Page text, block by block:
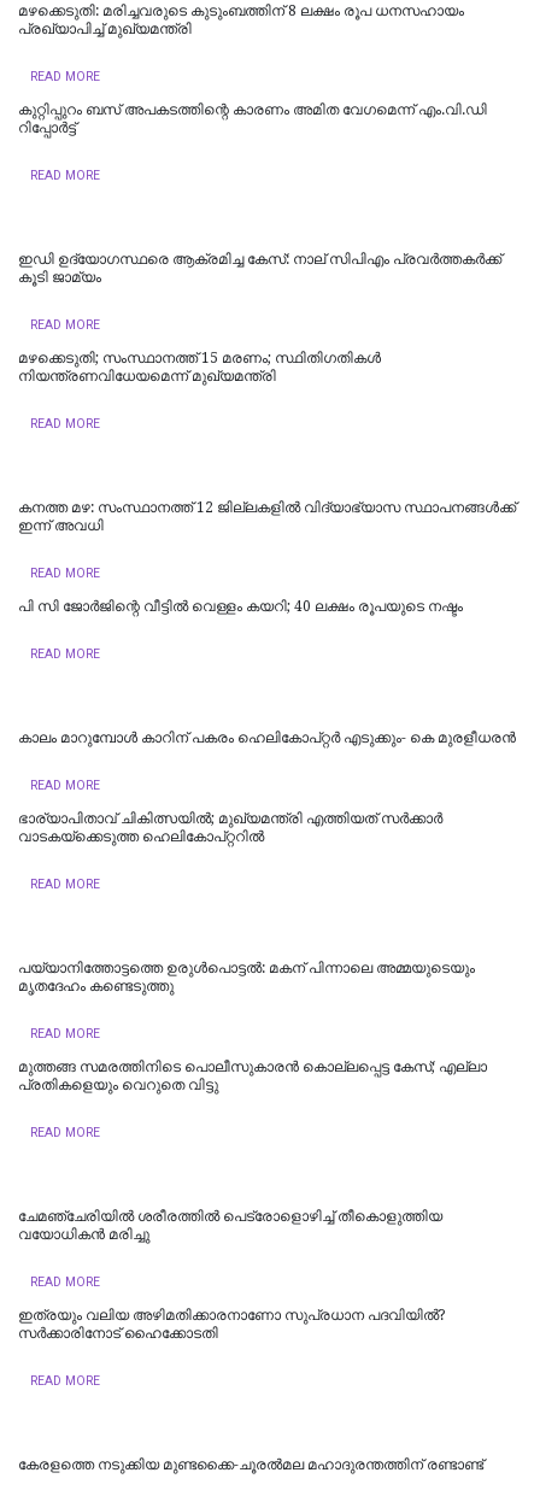
മഴക്കെടുതി: മരിച്ചവരുടെ കുടുംബത്തിന് 8 ലക്ഷം രൂപ ധനസഹായം
പ്രഖ്യാപിച്ച് മുഖ്യമന്ത്രി
READ MORE
കുറ്റിപ്പുറം ബസ് അപകടത്തിന്റെ കാരണം അമിത വേഗമെന്ന് എം.വി.ഡി
റിപ്പോര്‍ട്ട്
READ MORE
ഇഡി ഉദ്യോഗസ്ഥരെ ആക്രമിച്ച കേസ്: നാല് സിപിഎം പ്രവർത്തകർക്ക്
കൂടി ജാമ്യം
READ MORE
മഴക്കെടുതി; സംസ്ഥാനത്ത് 15 മരണം; സ്ഥിതിഗതികൾ
നിയന്ത്രണവിധേയമെന്ന് മുഖ്യമന്ത്രി
READ MORE
കനത്ത മഴ: സംസ്ഥാനത്ത് 12 ജില്ലകളില്‍ വിദ്യാഭ്യാസ സ്ഥാപനങ്ങള്‍ക്ക്
ഇന്ന് അവധി
READ MORE
പി സി ജോര്‍ജിന്റെ വീട്ടില്‍ വെള്ളം കയറി; 40 ലക്ഷം രൂപയുടെ നഷ്ടം
READ MORE
കാലം മാറുമ്പോൾ കാറിന് പകരം ഹെലികോപ്റ്റർ എടുക്കും- കെ മുരളീധരന്‍
READ MORE
ഭാര്യാപിതാവ് ചികിത്സയിൽ; മുഖ്യമന്ത്രി എത്തിയത് സര്‍ക്കാര്‍
വാടകയ്‌ക്കെടുത്ത ഹെലികോപ്റ്ററില്‍
READ MORE
പയ്യാനിത്തോട്ടത്തെ ഉരുൾപൊട്ടൽ: മകന് പിന്നാലെ അമ്മയുടെയും
മൃതദേഹം കണ്ടെടുത്തു
READ MORE
മുത്തങ്ങ സമരത്തിനിടെ പൊലീസുകാരൻ കൊല്ലപ്പെട്ട കേസ്; എല്ലാ
പ്രതികളെയും വെറുതെ വിട്ടു
READ MORE
ചേമഞ്ചേരിയില്‍ ശരീരത്തില്‍ പെട്രോളൊഴിച്ച് തീകൊളുത്തിയ
വയോധികന്‍ മരിച്ചു
READ MORE
ഇത്രയും വലിയ അഴിമതിക്കാരനാണോ സുപ്രധാന പദവിയിൽ?
സർക്കാരിനോട് ഹൈക്കോടതി
READ MORE
കേരളത്തെ നടുക്കിയ മുണ്ടക്കൈ-ചൂരല്‍മല മഹാദുരന്തത്തിന് രണ്ടാണ്ട്